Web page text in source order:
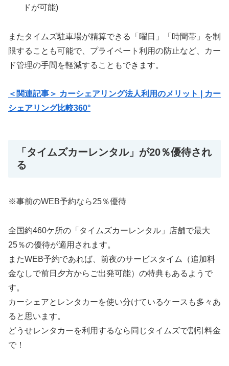
ドが可能)
またタイムズ駐車場が精算できる「曜日」「時間帯」を制
限することも可能で、プライベート利用の防止など、カー
ド管理の手間を軽減することもできます。
＜関連記事＞ カーシェアリング法人利用のメリット | カー
シェアリング比較360°
「タイムズカーレンタル」が20％優待され
る
※事前のWEB予約なら25％優待
全国約460ケ所の「タイムズカーレンタル」店舗で最大
25％の優待が適用されます。
またWEB予約であれば、前夜のサービスタイム（追加料
金なしで前日夕方からご出発可能）の特典もあるようで
す。
カーシェアとレンタカーを使い分けているケースも多々あ
ると思います。
どうせレンタカーを利用するなら同じタイムズで割引料金
で！